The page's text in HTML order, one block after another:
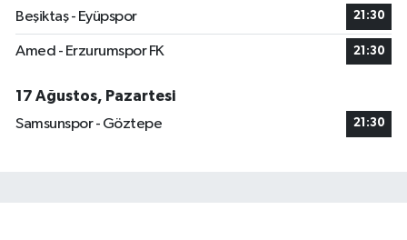
Beşiktaş - Eyüpspor 21:30
Amed - Erzurumspor FK 21:30
17 Ağustos, Pazartesi
Samsunspor - Göztepe
21:30